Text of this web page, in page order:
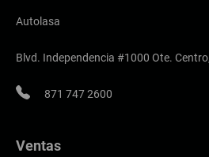
Autolasa
Blvd. Independencia #1000 Ote.
871 747 2600
Ventas